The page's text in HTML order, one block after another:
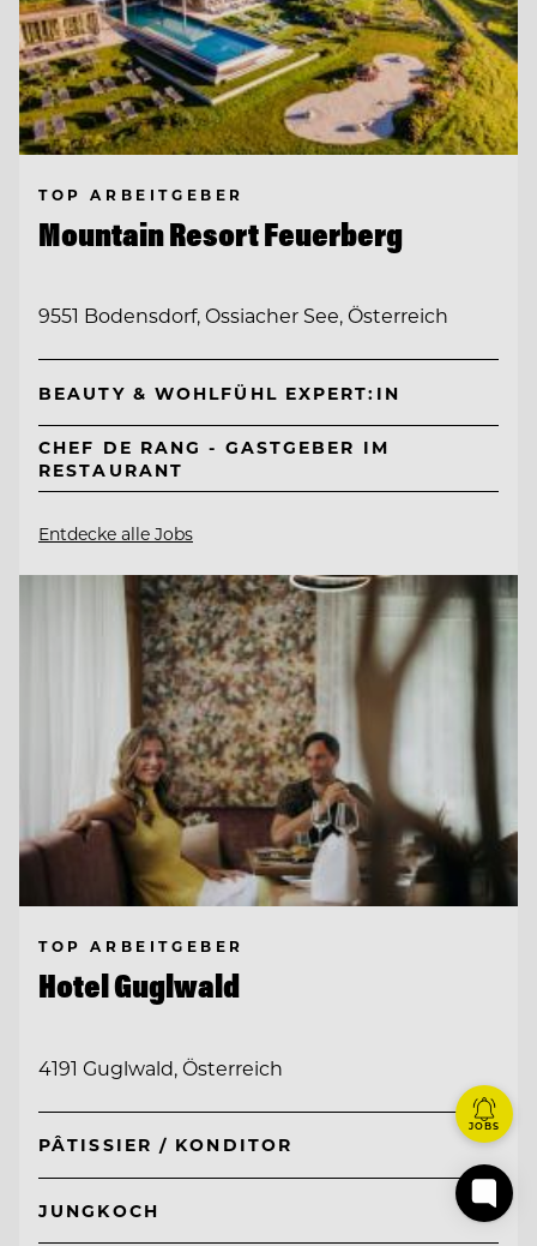
TOP ARBEITGEBER
Mountain Resort Feuerberg
9551 Bodensdorf, Ossiacher See, Österreich
BEAUTY & WOHLFÜHL EXPERT:IN
CHEF DE RANG - GASTGEBER IM
RESTAURANT
Entdecke alle Jobs
TOP ARBEITGEBER
Hotel Guglwald
4191 Guglwald, Österreich
PÂTISSIER / KONDITOR
JUNGKOCH
JOBS